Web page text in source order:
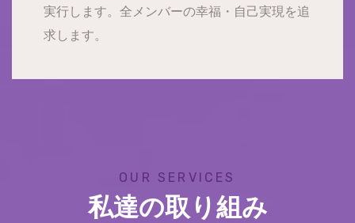
実行します。全メンバーの幸福・自己実現を追
求します。
OUR SERVICES
私達の取り組み